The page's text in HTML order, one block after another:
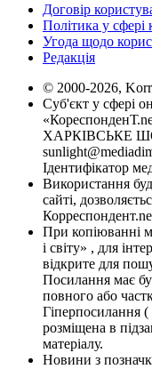
Договір
Політика у сфері
Угода щодо
Редакція
© 2000-2026,
Суб'єкт у сфері
ХАРКІВСЬКЕ
Ідентифікатор
Використання
сайті,
При копіюванні
і світу» , для
відкрите для
Посилання має
повного або
Гіперпосилання
розміщена в
матеріалу.
Новини з